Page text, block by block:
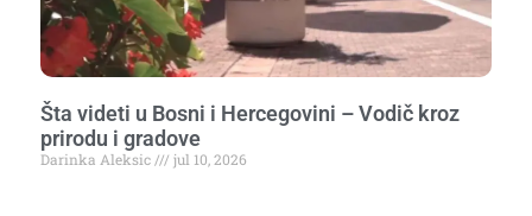
Šta videti u Bosni i Hercegovini – Vodič kroz
prirodu i gradove
Darinka Aleksic jul 10, 2026